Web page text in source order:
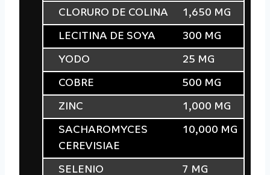
CLORURO DE COLINA 1,650 MG
LECITINA DE SOYA 300 MG
YODO 25 MG
COBRE 500 MG
ZINC 1,000 MG
SACHAROMYCES
CEREVISIAE
10,000 MG
SELENIO 7 MG